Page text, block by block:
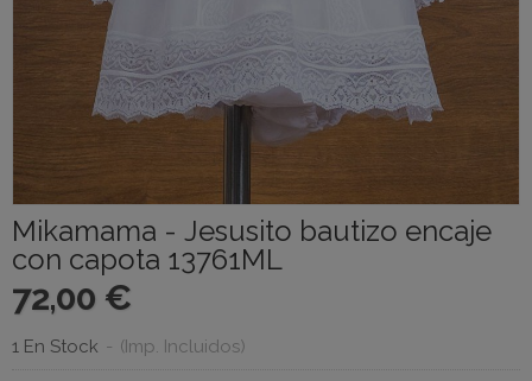
Mikamama - Jesusito bautizo encaje
con capota 13761ML
72,00 €
1 En Stock - (Imp. Incluidos)